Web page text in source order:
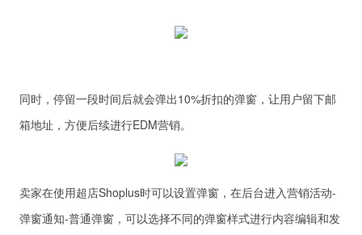
同时，停留一段时间后就会弹出10%折扣的弹窗，让用户留下邮
箱地址，方便后续进行EDM营销。
卖家在使用超店Shoplus时可以设置弹窗，在后台进入营销活动-
弹窗通知-普通弹窗，可以选择不同的弹窗样式进行内容编辑和发